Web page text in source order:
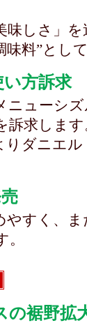
味しさ」
味料”とし
方訴求
ニューシ
訴求します
りダニエ
やすく、
の裾野拡